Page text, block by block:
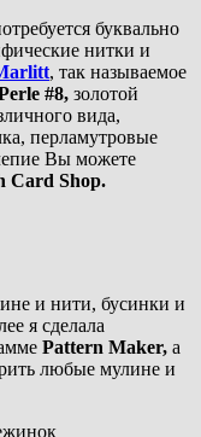
буквально
нитки и
, так называемое
#8, золотой
вида,
перламутровые
Вы можете
Card Shop.
и нити, бусинки и
я сделала
Pattern Maker, а
любые мулине и